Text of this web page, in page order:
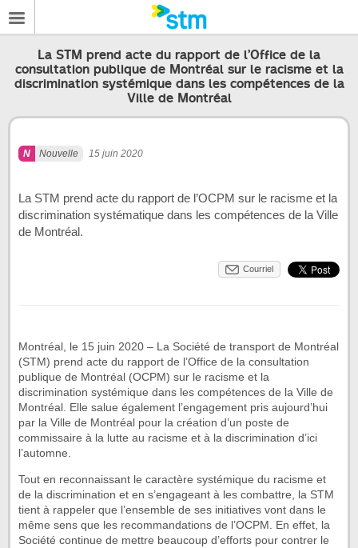
La STM prend acte du rapport de l’Office de la
consultation publique de Montréal sur le racisme et la
discrimination systémique dans les compétences de la
Ville de Montréal
Nouvelle 15 juin 2020
La STM prend acte du rapport de l’OCPM sur le racisme et la
discrimination systématique dans les compétences de la Ville
de Montréal.
Courriel
Montréal, le 15 juin 2020 – La Société de transport de Montréal
(STM) prend acte du rapport de l’Office de la consultation
publique de Montréal (OCPM) sur le racisme et la
discrimination systémique dans les compétences de la Ville de
Montréal. Elle salue également l’engagement pris aujourd’hui
par la Ville de Montréal pour la création d’un poste de
commissaire à la lutte au racisme et à la discrimination d’ici
l’automne.
Tout en reconnaissant le caractère systémique du racisme et
de la discrimination et en s’engageant à les combattre, la STM
tient à rappeler que l’ensemble de ses initiatives vont dans le
même sens que les recommandations de l’OCPM. En effet, la
Société continue de mettre beaucoup d’efforts pour contrer le